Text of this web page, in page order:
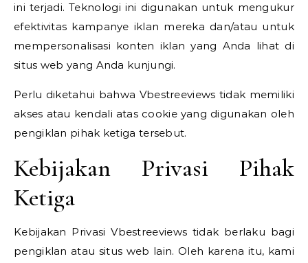
ini terjadi. Teknologi ini digunakan untuk mengukur
efektivitas kampanye iklan mereka dan/atau untuk
mempersonalisasi konten iklan yang Anda lihat di
situs web yang Anda kunjungi.
Perlu diketahui bahwa Vbestreeviews tidak memiliki
akses atau kendali atas cookie yang digunakan oleh
pengiklan pihak ketiga tersebut.
Kebijakan Privasi Pihak
Ketiga
Kebijakan Privasi Vbestreeviews tidak berlaku bagi
pengiklan atau situs web lain. Oleh karena itu, kami